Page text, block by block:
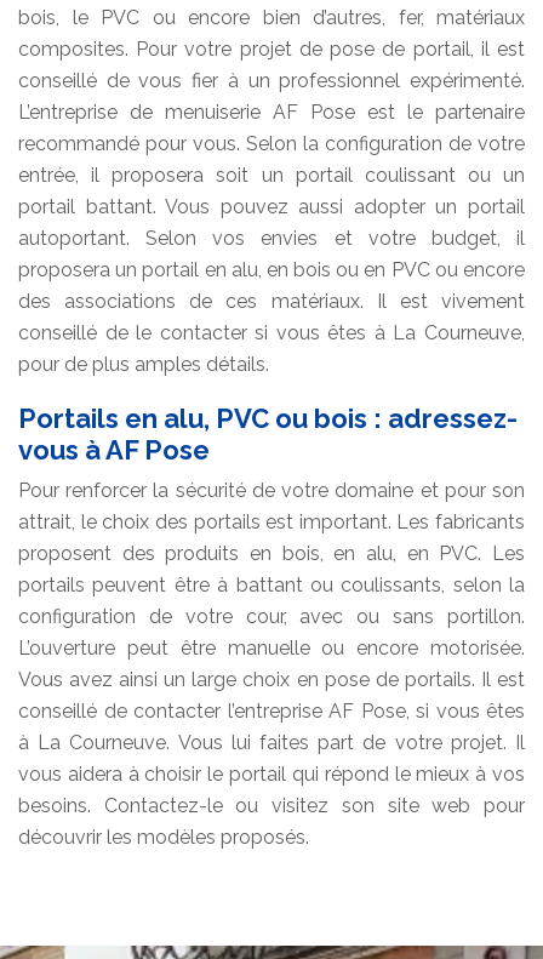
bois, le PVC ou encore bien d’autres, fer, matériaux
composites. Pour votre projet de pose de portail, il est
conseillé de vous fier à un professionnel expérimenté.
L’entreprise de menuiserie AF Pose est le partenaire
recommandé pour vous. Selon la configuration de votre
entrée, il proposera soit un portail coulissant ou un
portail battant. Vous pouvez aussi adopter un portail
autoportant. Selon vos envies et votre budget, il
proposera un portail en alu, en bois ou en PVC ou encore
des associations de ces matériaux. Il est vivement
conseillé de le contacter si vous êtes à La Courneuve,
pour de plus amples détails.
Portails en alu, PVC ou bois : adressez-
vous à AF Pose
Pour renforcer la sécurité de votre domaine et pour son
attrait, le choix des portails est important. Les fabricants
proposent des produits en bois, en alu, en PVC. Les
portails peuvent être à battant ou coulissants, selon la
configuration de votre cour, avec ou sans portillon.
L’ouverture peut être manuelle ou encore motorisée.
Vous avez ainsi un large choix en pose de portails. Il est
conseillé de contacter l’entreprise AF Pose, si vous êtes
à La Courneuve. Vous lui faites part de votre projet. Il
vous aidera à choisir le portail qui répond le mieux à vos
besoins. Contactez-le ou visitez son site web pour
découvrir les modèles proposés.